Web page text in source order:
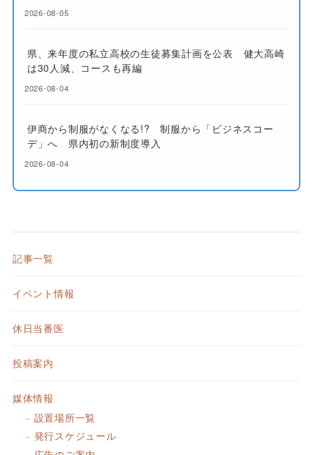
2026-08-05
県、来年度の私立高校の生徒募集計画を公表 健大高崎
は30人減、コースも再編
2026-08-04
伊商から制服がなくなる!? 制服から「ビジネスコー
デ」へ 県内初の新制度導入
2026-08-04
記事一覧
イベント情報
休日当番医
投稿案内
媒体情報
設置場所一覧
発行スケジュール